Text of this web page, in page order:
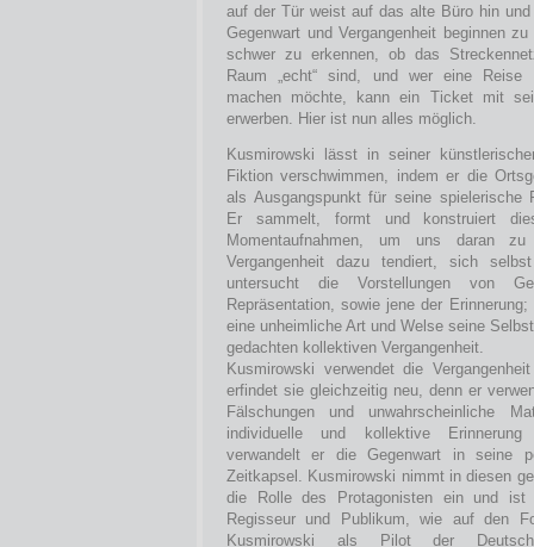
auf der Tür weist auf das alte Büro hin
Gegenwart und Vergangenheit beginnen
schwer zu erkennen, ob das
Raum „echt“ sind, und wer eine Reise
machen möchte, kann ein Ticket mit
erwerben. Hier ist nun alles möglich.
Kusmirowski lässt in seiner
Fiktion verschwimmen, indem er die
als Ausgangspunkt für seine spielerische
Er sammelt, formt und konstruiert
Momentaufnahmen, um uns daran
Vergangenheit dazu tendiert, sich
untersucht die Vorstellungen von
Repräsentation, sowie jene der
eine unheimliche Art und Welse seine
gedachten kollektiven Vergangenheit.
Kusmirowski verwendet die
erfindet sie gleichzeitig neu, denn er
Fälschungen und unwahrscheinliche
individuelle und kollektive Erinnerung
verwandelt er die Gegenwart in seine
Zeitkapsel. Kusmirowski nimmt in diesen
die Rolle des Protagonisten ein und ist
Regisseur und Publikum, wie auf den
Kusmirowski als Pilot der